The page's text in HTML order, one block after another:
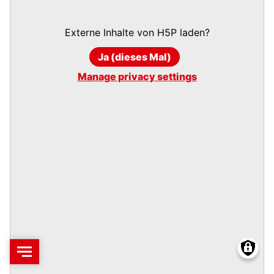
Externe Inhalte von H5Pladen?
Ja (dieses Mal)
Manage privacy settings